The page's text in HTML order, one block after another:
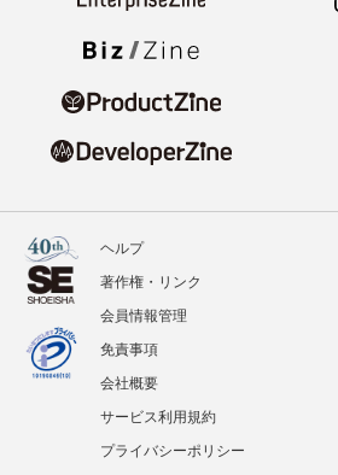
ヘルプ
著作権・リンク
会員情報管理
免責事項
会社概要
サービス利用規約
プライバシーポリシー